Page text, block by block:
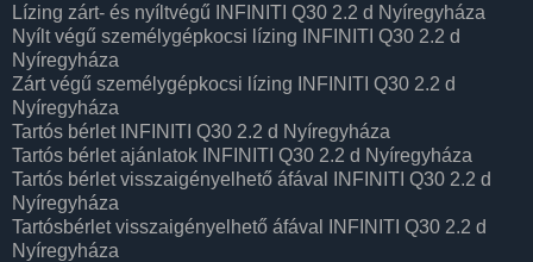
Lízing zárt- és nyíltvégű INFINITI Q30 2.2 d Nyíregyháza
Nyílt végű személygépkocsi lízing INFINITI Q30 2.2 d
Nyíregyháza
Zárt végű személygépkocsi lízing INFINITI Q30 2.2 d
Nyíregyháza
Tartós bérlet INFINITI Q30 2.2 d Nyíregyháza
Tartós bérlet ajánlatok INFINITI Q30 2.2 d Nyíregyháza
Tartós bérlet visszaigényelhető áfával INFINITI Q30 2.2 d
Nyíregyháza
Tartósbérlet visszaigényelhető áfával INFINITI Q30 2.2 d
Nyíregyháza